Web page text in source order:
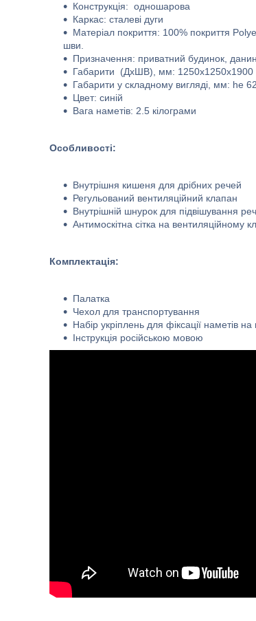
Конструкція: одношарова
Каркас: сталеві дуги
Матеріал покриття: 100% покриття
шви.
Призначення: приватний будинок,
Габарити (ДхШВ), мм: 1250x1250x1900
Габарити у складному вигляді, мм: he
Цвет: синій
Вага наметів: 2.5 кілограми
Особливості:
Внутрішня кишеня для дрібних речей
Регульований вентиляційний клапан
Внутрішній шнурок для підвішування
Антимоскітна сітка на вентиляційному
Комплектація:
Палатка
Чехол для транспортування
Набір укріплень для фіксації наметів
Інструкція російською мовою